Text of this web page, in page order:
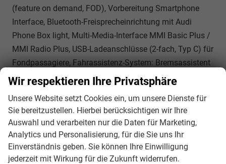
(feature on demand, FOD), Vorbereitung Smartphone
Interface, Bluetooth-Freisprecheinrichtung mit Audi
Phone Box light, Multi-Media-Interface MMI Basic Plus /
MMI Radio Plus, USB-Ladeanschlüsse (2-fach, Typ C) für
Fondpassagiere, Fahrassistenz-System: Bremsassistent
(Audi pre sense front), Wegfahrsperre (elektronisch),
Getriebe 7-Gang - Doppelkupplungsgetriebe S-tronic,
Airbag Beifahrerseite abschaltbar, Airbag
Fahrer-/Beifahrerseite, Isofix-Aufnahmen für Kindersitz,
Kopf-Airbag-System (Sideguard), Seitenairbag vorn,
Seitenairbag vorn mitte (Interaktionsairbag), Dachreling
schwarz, Fahrassistenz-System:
Wir respektieren Ihre Privatsphäre
Unsere Website setzt Cookies ein, um unsere Dienste für
Sie bereitzustellen. Hierbei berücksichtigen wir Ihre
Auswahl und verarbeiten nur die Daten für Marketing,
Analytics und Personalisierung, für die Sie uns Ihr
Einverständnis geben. Sie können Ihre Einwilligung
jederzeit mit Wirkung für die Zukunft widerrufen.